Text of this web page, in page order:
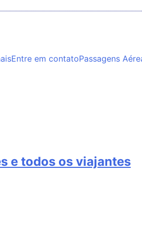
Entre em contatoPassagens
e todos os viajantes